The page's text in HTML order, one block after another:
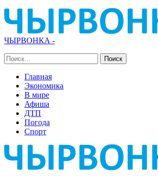
ЧЫРВОНКА -
Главная
Экономика
В мире
Афиша
ДТП
Погода
Спорт